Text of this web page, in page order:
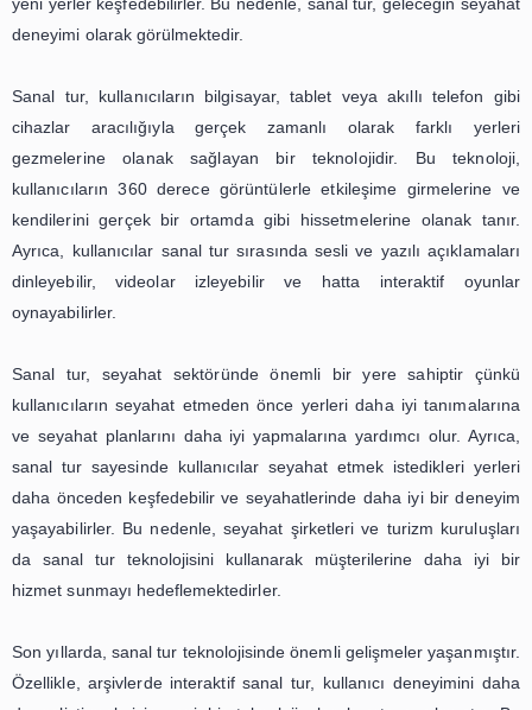
Sanal tur, son yıllarda teknolojinin gelişmesiyle
anlayışından farklı olarak, sanal tur sayesinde
istedikleri yerleri ziyaret edebilir, farklı kültürleri
yeni yerler keşfedebilirler. Bu nedenle, sanal tur,
deneyimi olarak görülmektedir.
Sanal tur, kullanıcıların bilgisayar, tablet veya akıllı
gezmelerine olanak sağlayan bir teknolojidir. Bu
kullanıcıların 360 derece görüntülerle etkileşime
kendilerini gerçek bir ortamda gibi hissetmelerine
Ayrıca, kullanıcılar sanal tur sırasında sesli ve yazılı
dinleyebilir, videolar izleyebilir ve hatta
kullanıcıların seyahat etmeden önce yerleri daha iyi
ve seyahat planlarını daha iyi yapmalarına yardımcı